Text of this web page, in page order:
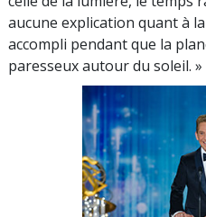
aucune explication quant à
accompli pendant que la
paresseux autour du soleil. »